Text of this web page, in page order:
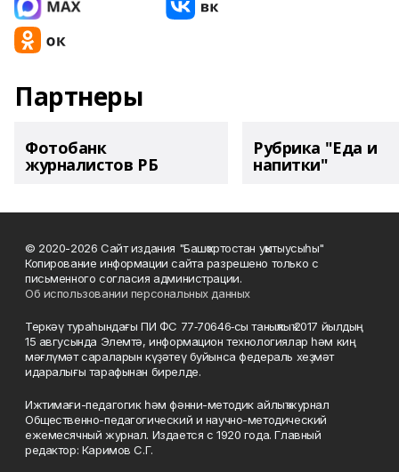
Партнеры
Фотобанк
журналистов РБ
Рубрика "Еда и
напитки"
© 2020-2026 Сайт издания "Башҡортостан уҡытыусыһы"
Копирование информации сайта разрешено только с
письменного согласия администрации.
Об использовании персональных данных
Теркәү тураһындағы ПИ ФС 77‑70646‑сы таныҡлыҡ 2017 йылдың
15 авгусында Элемтә, информацион технологиялар һәм киң
мәғлүмәт сараларын күҙәтеү буйынса федераль хеҙмәт
идаралығы тарафынан бирелде.
Ижтимағи-педагогик һәм фәнни-методик айлыҡ журнал
Общественно-педагогический и научно-методический
ежемесячный журнал. Издается с 1920 года. Главный
редактор: Каримов С.Г.